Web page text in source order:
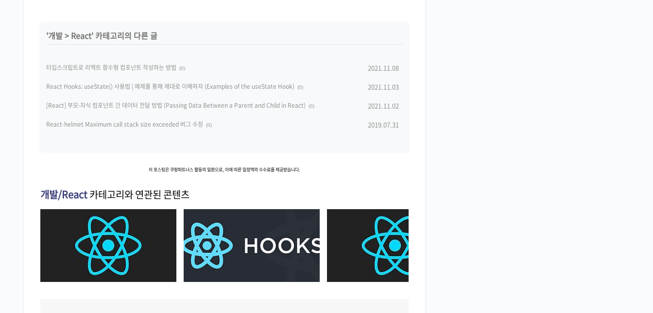
'개발> React' 카테고리의 다른 글
타입스크립트로 리액트 함수형 컴포넌트 작성하는 방법 (0) 2021.11.08
React Hooks: useState() 사용법 | 예제를 통해 제대로 이해하자 (Examples of the useState Hook) (0) 2021.11.03
[React] 부모-자식 컴포넌트 간 데이터 전달 방법 (Passing Data Between a Parent and Child in React) (0) 2021.11.02
React-helmet Maximum call stack size exceeded 버그 수정 (0) 2019.07.31
이 포스팅은 쿠팡파트너스 활동의 일환으로, 이에 따른 일정액의 수수료를 제공받습니다.
개발/React카테고리와 연관된 콘텐츠